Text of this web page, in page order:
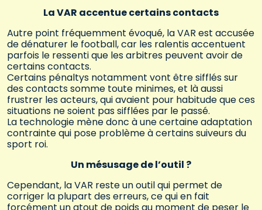
La VAR accentue certains contacts
Autre point fréquemment évoqué, la VAR est accusée
de dénaturer le football, car les ralentis accentuent
parfois le ressenti que les arbitres peuvent avoir de
certains contacts.
Certains pénaltys notamment vont être sifflés sur
des contacts somme toute minimes, et là aussi
frustrer les acteurs, qui avaient pour habitude que ces
situations ne soient pas sifflées par le passé.
La technologie mène donc à une certaine adaptation
contrainte qui pose problème à certains suiveurs du
sport roi.
Un mésusage de l’outil ?
Cependant, la VAR reste un outil qui permet de
corriger la plupart des erreurs, ce qui en fait